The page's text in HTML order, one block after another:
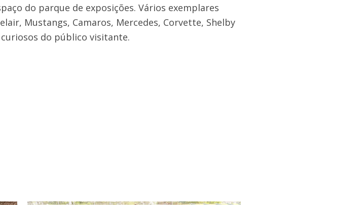
do parque de exposições. Vários exemplares
Mustangs, Camaros, Mercedes, Corvette, Shelby
do público visitante.